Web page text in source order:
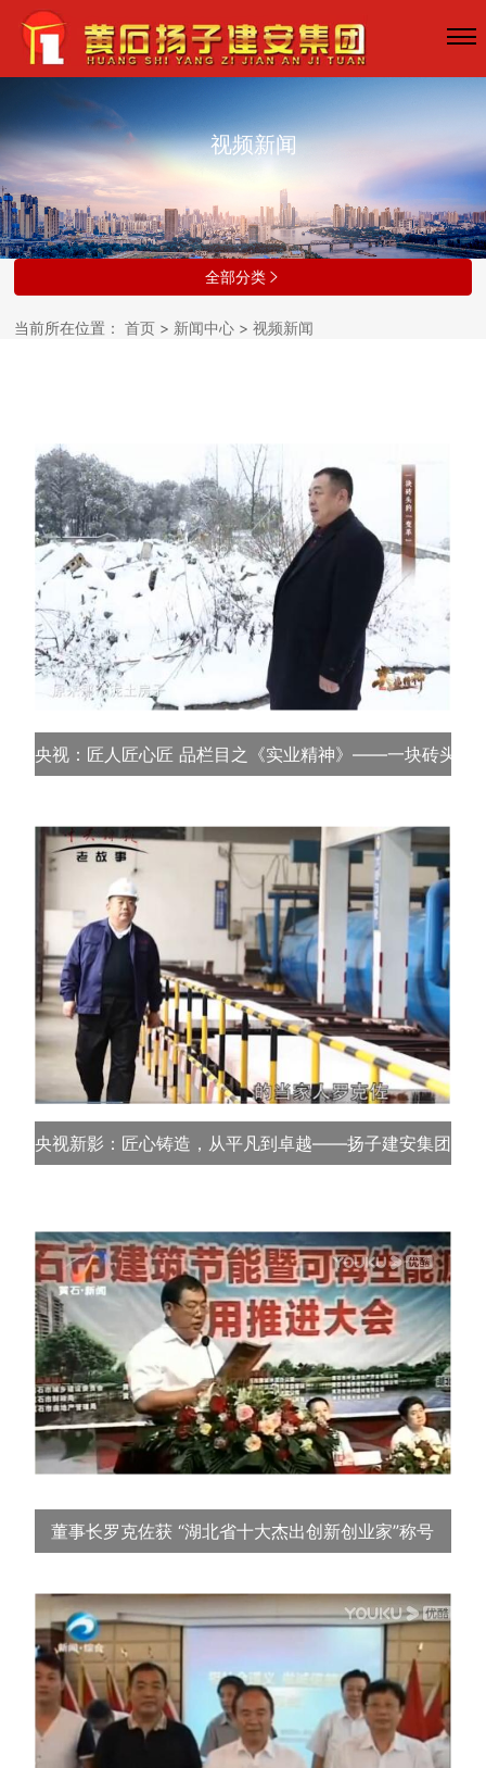
视频新闻
全部分类
当前所在位置：首页 > 新闻中心 >视频新闻
央视：匠人匠心匠 品栏目之《实业精神》——一块砖头的“
央视新影：匠心铸造，从平凡到卓越——扬子建安集团董
董事长罗克佐获 “湖北省十大杰出创新创业家”称号